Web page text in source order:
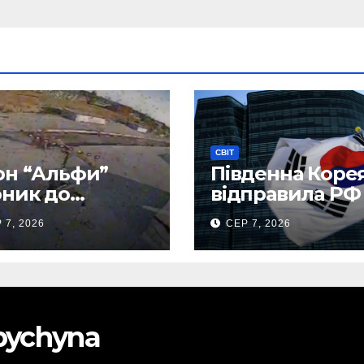
“Альфи”
до
та
“Шахед”
7, 2026
СВІТ
Південна
відправила РФ
тисяч тонн
авіапалива
СЕР 7, 2026